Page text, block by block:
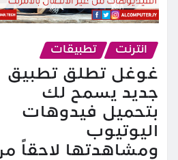
انترنت تطبيقات
غوغل تطلق تطبيق
جديد يسمح لك
بتحميل فيدوهات
اليوتيوب
ومشاهدتها لاحقاً